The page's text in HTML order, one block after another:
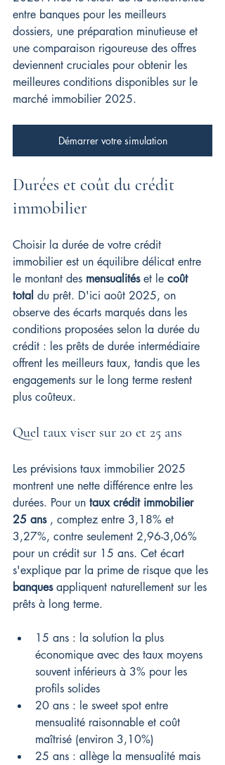
entre banques pour les meilleurs
dossiers, une préparation minutieuse et
une comparaison rigoureuse des offres
deviennent cruciales pour obtenir les
meilleures conditions disponibles sur le
marché immobilier 2025.
Démarrer votre simulation
Durées et coût du crédit
immobilier
Choisir la durée de votre crédit
immobilier est un équilibre délicat entre
le montant des mensualités et le coût
total du prêt. D'ici août 2025, on
observe des écarts marqués dans les
conditions proposées selon la durée du
crédit : les prêts de durée intermédiaire
offrent les meilleurs taux, tandis que les
engagements sur le long terme restent
plus coûteux.
Quel taux viser sur 20 et 25 ans
Les prévisions taux immobilier 2025
montrent une nette différence entre les
durées. Pour un taux crédit immobilier
25 ans , comptez entre 3,18% et
3,27%, contre seulement 2,96-3,06%
pour un crédit sur 15 ans. Cet écart
s'explique par la prime de risque que les
banques appliquent naturellement sur les
prêts à long terme.
15 ans : la solution la plus
économique avec des taux moyens
souvent inférieurs à 3% pour les
profils solides
20 ans : le sweet spot entre
mensualité raisonnable et coût
maîtrisé (environ 3,10%)
25 ans : allège la mensualité mais